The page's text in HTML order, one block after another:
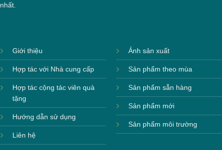
nhất.
Giới thiệu
Hợp tác với Nhà cung cấp
Hợp tác cộng tác viên quà
tặng
Hướng dẫn sử dụng
Liên hệ
Ảnh sản xuất
Sản phẩm theo mùa
Sản phẩm sẵn hàng
Sản phẩm mới
Sản phẩm môi trường